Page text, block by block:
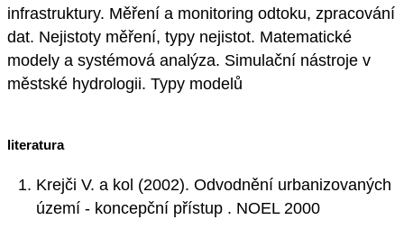
infrastruktury. Měření a monitoring odtoku, zpracování
dat. Nejistoty měření, typy nejistot. Matematické
modely a systémová analýza. Simulační nástroje v
městské hydrologii. Typy modelů
literatura
Krejči V. a kol (2002). Odvodnění urbanizovaných
území - koncepční přístup . NOEL 2000